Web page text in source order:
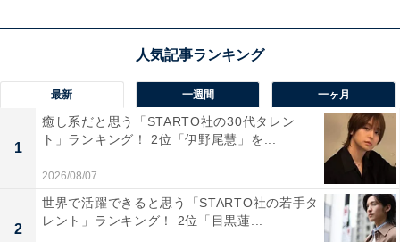
市川実日子さんの商品をAmazonで見る
最新 一週間 一ヶ月
1
癒し系だと思う「STARTO社の30代タレン
ト」ランキング！ 2位「伊野尾慧」を...
2026/08/07
2
世界で活躍できると思う「STARTO社の若手タ
レント」ランキング！ 2位「目黒蓮...